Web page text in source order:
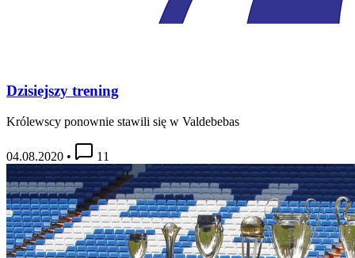
Dzisiejszy trening
Królewscy ponownie stawili się w Valdebebas
04.08.2020 • 11